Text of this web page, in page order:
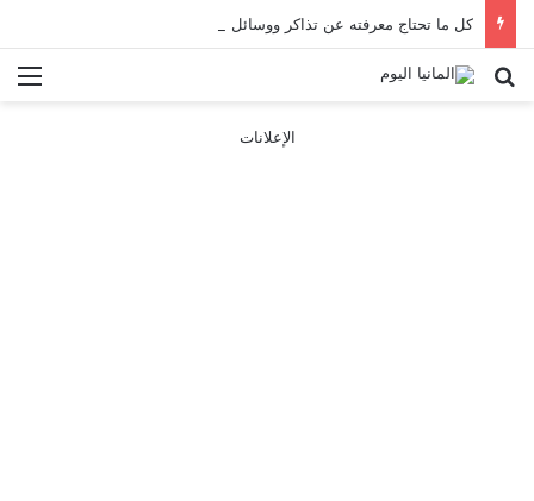
كل ما تحتاج معرفته عن تذاكر ووسائل النقل في باريس 2025
بحث عن
الإعلانات